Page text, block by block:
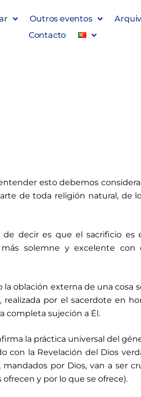
Outros eventos
Contacto
San Pantaleón,
Señora de la
esto debemos
de toda religión natural, de
decir es que el sacrificio es
solemne y excelente con
oblación externa de una cosa
por el sacerdote en
completa sujeción a Él.
la práctica universal del
con la Revelación del Dios
por Dios, van a ser
y por lo que se ofrece).